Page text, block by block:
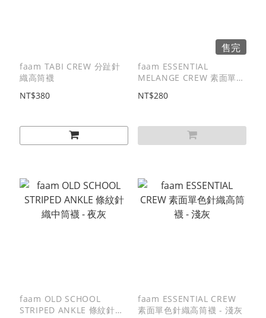
faam TABI CREW 分趾針
織高筒襪
NT$380
售完
faam ESSENTIAL
MELANGE CREW 素面單色
NT$280
faam OLD SCHOOL
STRIPED ANKLE 條紋針織
faam ESSENTIAL CREW
素面單色針織高筒襪 - 淺灰